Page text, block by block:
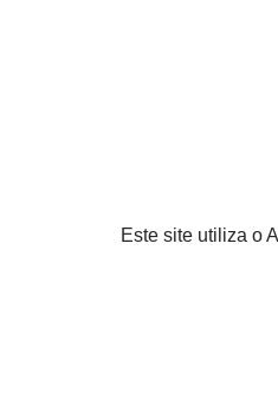
Este site utiliza o